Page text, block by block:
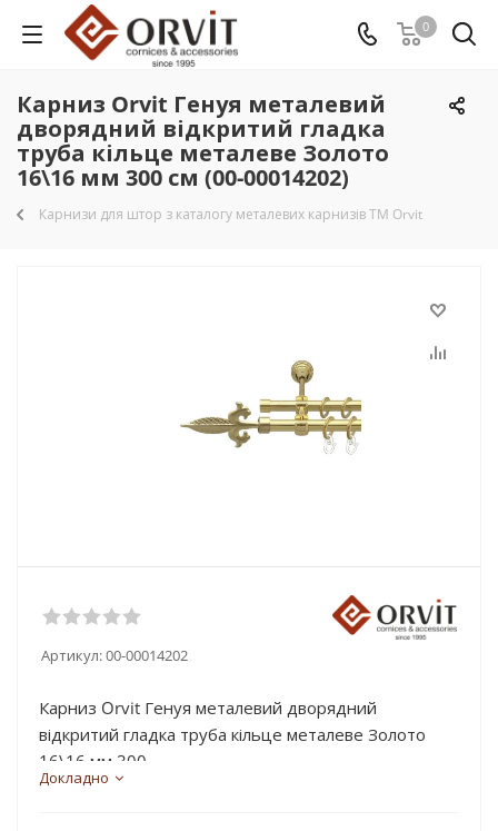
0
Карниз Orvit Генуя металевий
дворядний відкритий гладка
труба кільце металеве Золото
16\16 мм 300 см (00-00014202)
Карнизи для штор з каталогу металевих карнизів TM Orvit
Артикул:00-00014202
Карниз Orvit Генуя металевий дворядний
відкритий гладка труба кільце металеве Золото
16\16 мм 300...
Докладно